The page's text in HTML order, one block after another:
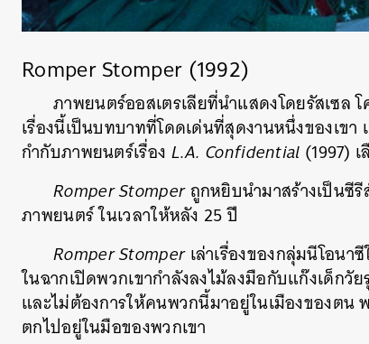
Romper Stomper (1992)
ภาพยนตร์ออสเตรเลียที่นำแสดงโดยรัสเซล
เรื่องนี้เป็นบทบาทที่โดดเด่นที่สุดงานหนึ่งของเข
กำกับภาพยนตร์เรื่อง L.A. Confidential (1997)
Romper Stomperถูกหยิบนำมาสร้างเป็นซี
ภาพยนตร์ ในเวลาให้หลัง 25 ปี
Romper Stomperเล่าเรื่องของกลุ่มนีโอนา
ในฉากเปิดพวกเขากำลังลงไม้ลงมือกับแก๊งเด็กวั
และไม่ต้องการให้คนพวกนี้มาอยู่ในเมืองของตน
ตกไปอยู่ในมือของพวกเขา
SHARE